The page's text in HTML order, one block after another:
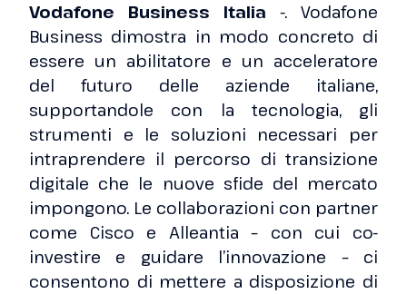
Vodafone Business Italia -. Vodafone
Business dimostra in modo concreto di
essere un abilitatore e un acceleratore
del futuro delle aziende italiane,
supportandole con la tecnologia, gli
strumenti e le soluzioni necessari per
intraprendere il percorso di transizione
digitale che le nuove sfide del mercato
impongono. Le collaborazioni con partner
come Cisco e Alleantia – con cui co-
investire e guidare l’innovazione – ci
consentono di mettere a disposizione di